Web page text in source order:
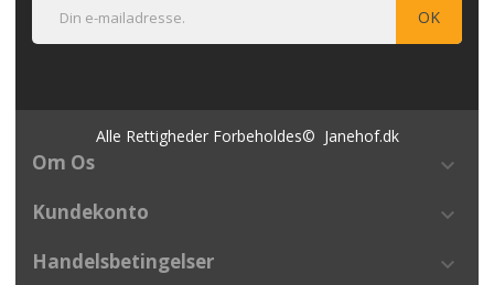
Alle Rettigheder Forbeholdes© Janehof.dk
Om Os keyboard_arrow_down
Kundekonto keyboard_arrow_down
Handelsbetingelser keyboard_arrow_down